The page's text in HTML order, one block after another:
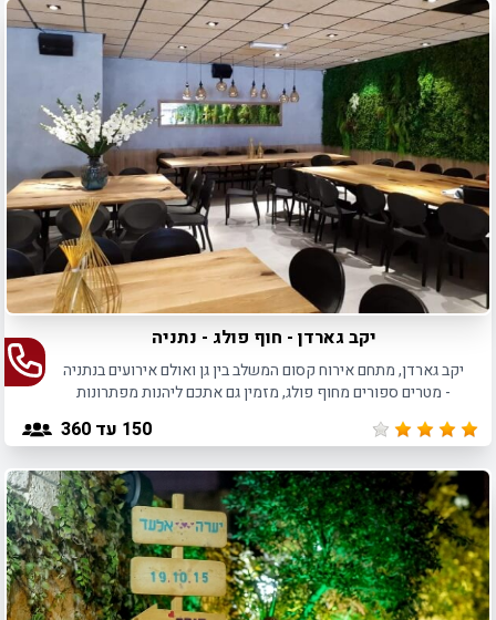
יקב גארדן - חוף פולג - נתניה
יקב גארדן, מתחם אירוח קסום המשלב בין גן ואולם אירועים בנתניה
- מטרים ספורים מחוף פולג, מזמין גם אתכם ליהנות מפתרונות
150 עד 360